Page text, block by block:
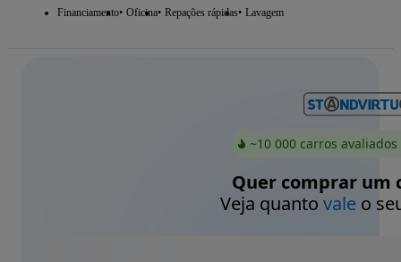
Financiamento Oficina Repações rápidas Lavagem
~10 000 carros
Quer comprar um
Veja quanto valeo